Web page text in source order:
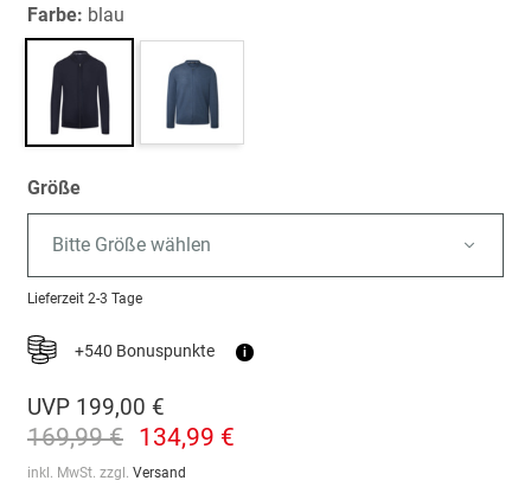
Farbe: blau
Größe
Bitte Größe wählen
Lieferzeit 2-3 Tage
+540 Bonuspunkte i
UVP 199,00 €
169,99 € 134,99 €
inkl. MwSt. zzgl. Versand